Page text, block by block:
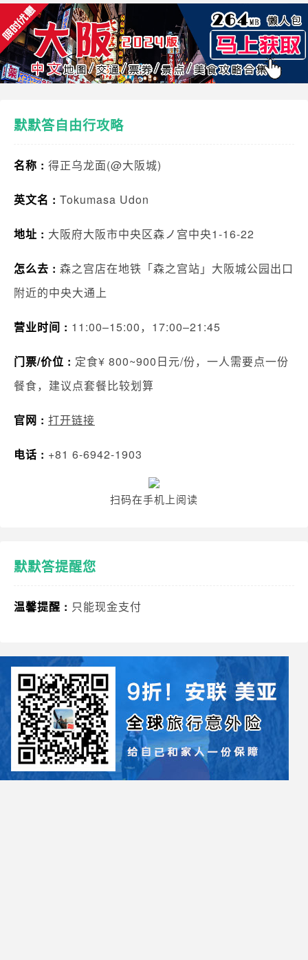
默默答自由行攻略
名称 : 得正乌龙面(@大阪城)
英文名 : Tokumasa Udon
地址 : 大阪府大阪市中央区森ノ宫中央1-16-22
怎么去 : 森之宫店在地铁「森之宫站」大阪城公园出口
附近的中央大通上
营业时间 : 11:00–15:00，17:00–21:45
门票/价位 : 定食¥ 800~900日元/份，一人需要点一份
餐食，建议点套餐比较划算
官网 : 打开链接
电话 : +81 6-6942-1903
扫码在手机上阅读
默默答提醒您
温馨提醒 : 只能现金支付